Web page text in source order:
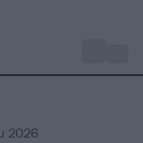
2026